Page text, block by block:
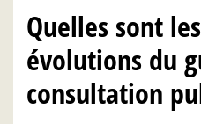
Quelles sont
évolutions du
consultation